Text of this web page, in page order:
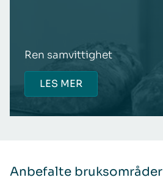
Ren samvittighet
LES MER
Anbefalte bruksområder